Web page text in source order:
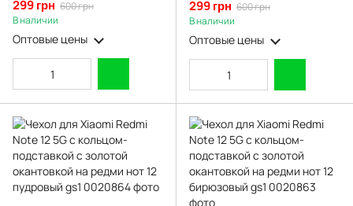
редми нот 12 пудровый gs1
299 грн 600 грн
В наличии
Оптовые цены
редми нот 12 бирюзовый gs1
299 грн 600 грн
В наличии
Оптовые цены